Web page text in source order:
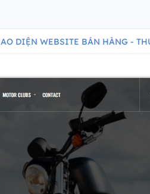
DIỆN WEBSITE BÁN HÀNG -